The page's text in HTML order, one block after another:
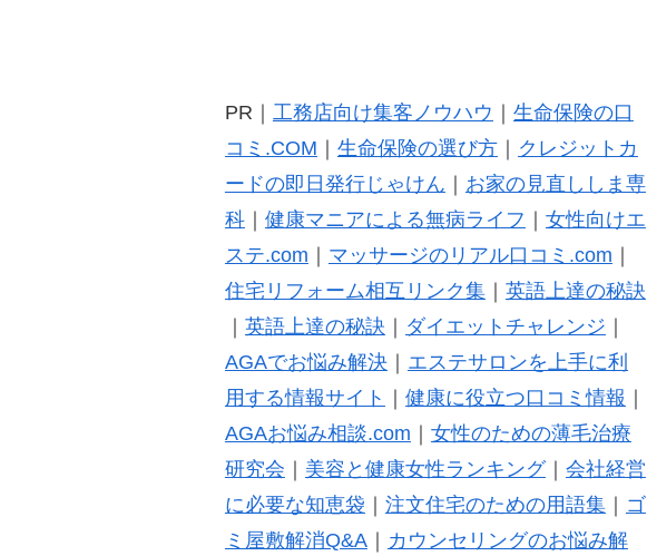
PR｜ 工務店向け集客ノウハウ
生命保険の口
コミ.COM
生命保険の選び方｜
クレジットカ
ードの即日発行じゃけん
お家の見直ししま専
科｜ 健康マニアによる無病ライフ
女性向けエ
ステ.com
マッサージのリアル口コミ.com
住宅リフォーム相互リンク集｜ 英語上達の秘訣
英語上達の秘訣 ダイエットチャレンジ
AGAでお悩み解決｜ エステサロンを上手に利
用する情報サイト
健康に役立つ口コミ情報
AGAお悩み相談.com
女性のための薄毛治療
研究会
美容と健康女性ランキング｜ 会社経営
に必要な知恵袋
注文住宅のための用語集｜
ゴ
ミ屋敷解消Q&A｜ カウンセリングのお悩み解